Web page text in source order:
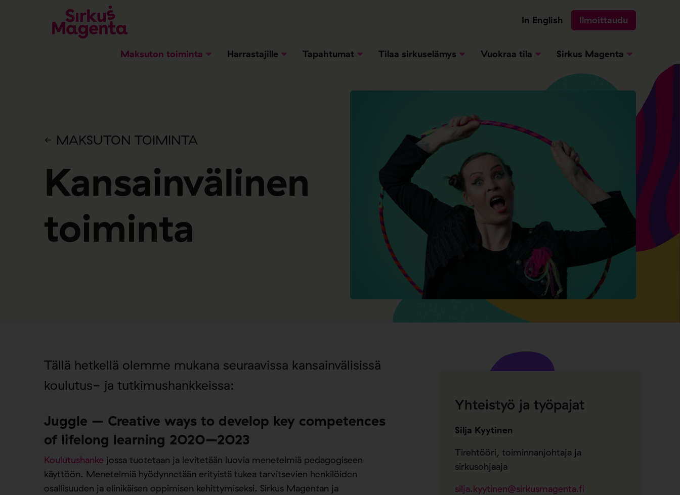
In English Ilmoittaudu
Maksuton toiminta Harrastajille Tapahtumat Tilaa sirkuselämys Vuokraa tila Sirkus Magenta
MAKSUTON TOIMINTA
Kansainvälinen
toiminta
Tällä hetkellä olemme mukana seuraavissa kansainvälisissä
koulutus- ja tutkimushankkeissa:
Juggle – Creative ways to develop key competences
of lifelong learning 2020–2023
Koulutushanke jossa tuotetaan ja levitetään luovia menetelmiä pedagogiseen
käyttöön. Menetelmiä hyödynnetään erityistä tukea tarvitsevien henkilöiden
osallisuuden ja elinikäisen oppimisen kehittymiseksi. Sirkus Magentan ja
Yhteistyö ja työpajat
Silja Kyytinen
Tirehtööri, toiminnanjohtaja ja
sirkusohjaaja
silja.kyytinen@sirkusmagenta.fi